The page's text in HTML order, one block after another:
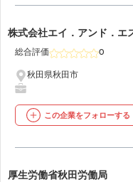
13
株式会社エイ．アンド．エ
総合評価 0
秋田県秋田市
この企業をフォローする
14
厚生労働省秋田労働局